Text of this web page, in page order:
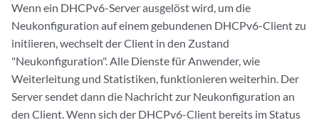
Wenn ein DHCPv6-Server ausgelöst wird, um die
Neukonfiguration auf einem gebundenen DHCPv6-Client zu
initiieren, wechselt der Client in den Zustand
"Neukonfiguration". Alle Dienste für Anwender, wie
Weiterleitung und Statistiken, funktionieren weiterhin. Der
Server sendet dann die Nachricht zur Neukonfiguration an
den Client. Wenn sich der DHCPv6-Client bereits im Status